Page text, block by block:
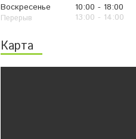
Воскресенье
10:00
18:00
13:00
14:00
Карта